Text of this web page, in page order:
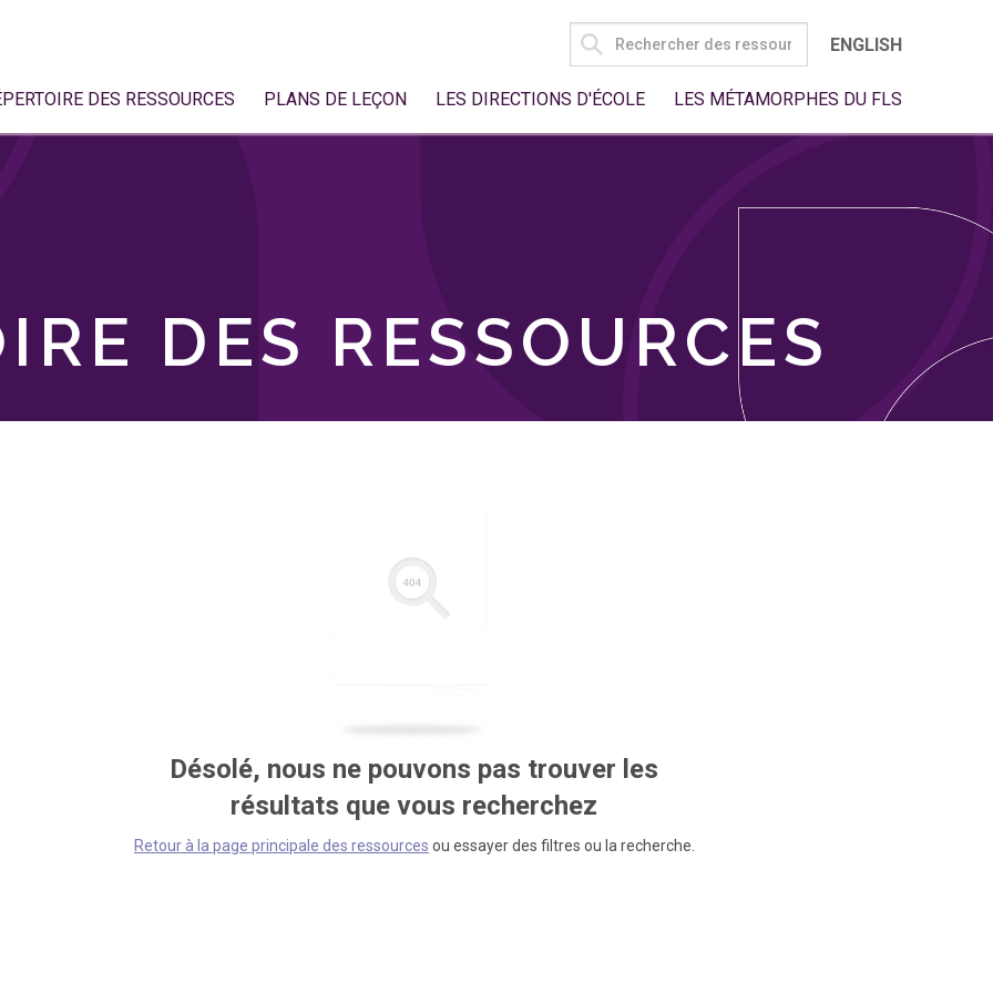
SEARCH
FOR:
ENGLISH
DES RESSOURCES PLANS DE LEÇON LES DIRECTIONS D'ÉCOLE LES MÉTAMORPHES DU FLS
DES RESSOURCES
Désolé, nous ne pouvons pas trouver les
résultats que vous recherchez
Retour à la page principale des ressources ou essayer des filtres ou la recherche.